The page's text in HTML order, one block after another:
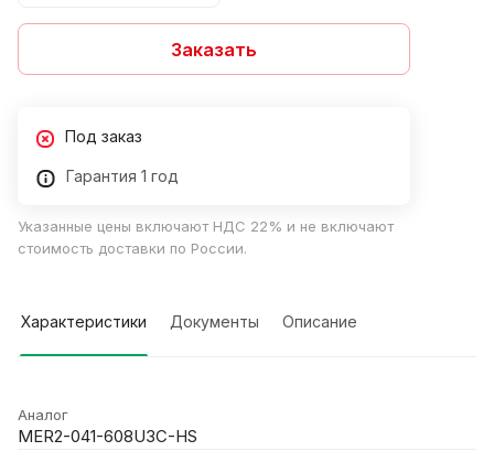
Заказать
Под заказ
Гарантия 1 год
Указанные цены включают НДС 22% и не включают
стоимость доставки по России.
Характеристики Документы Описание
Аналог
MER2-041-608U3C-HS